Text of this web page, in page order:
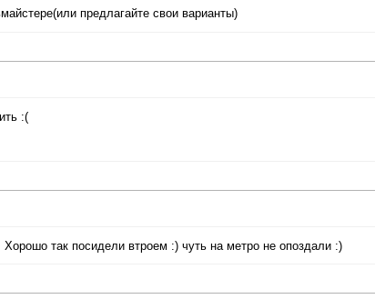
предлагайте свои варианты)
:(
так посидели втроем :) чуть на метро не опоздали :)